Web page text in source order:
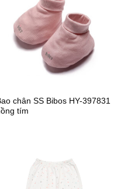
chân SS Bibos HY-397831
tím